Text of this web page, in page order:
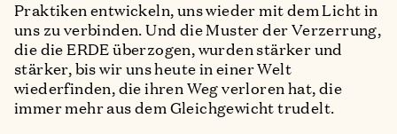
Praktiken entwickeln, uns wieder mit dem Licht in
uns zu verbinden. Und die Muster der Verzerrung,
die die ERDE überzogen, wurden stärker und
stärker, bis wir uns heute in einer Welt
wiederfinden, die ihren Weg verloren hat, die
immer mehr aus dem Gleichgewicht trudelt.